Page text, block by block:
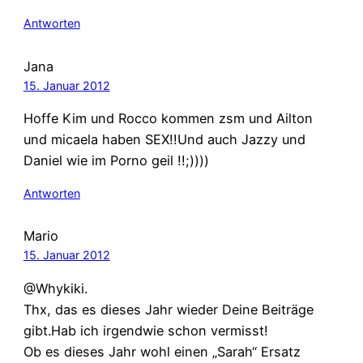
Antworten
Jana
15. Januar 2012
Hoffe Kim und Rocco kommen zsm und Ailton
und micaela haben SEX!!Und auch Jazzy und
Daniel wie im Porno geil !!;))))
Antworten
Mario
15. Januar 2012
@Whykiki.
Thx, das es dieses Jahr wieder Deine Beiträge
gibt.Hab ich irgendwie schon vermisst!
Ob es dieses Jahr wohl einen „Sarah“ Ersatz